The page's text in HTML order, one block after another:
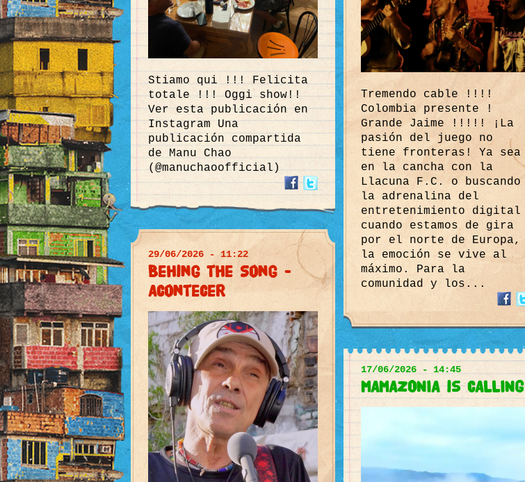
Stiamo qui !!! Felicita
totale !!! Oggi show!!
Ver esta publicación en
Instagram Una
publicación compartida
de Manu Chao
(@manuchaoofficial)
Tremendo cable !!!!
Colombia presente !
Grande Jaime !!!!! ¡La
pasión del juego no
tiene fronteras! Ya sea
en la cancha con la
Llacuna F.C. o buscando
la adrenalina del
entretenimiento digital
cuando estamos de gira
por el norte de Europa,
la emoción se vive al
máximo. Para la
comunidad y los...
29/06/2026 - 11:22
Behing the Song -
Acontecer
17/06/2026 - 14:45
MAMAZONIA is CALLING